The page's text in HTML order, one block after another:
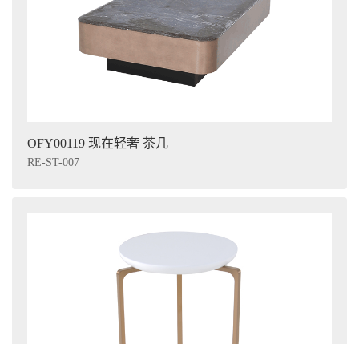
OFY00119 现在轻奢 茶几
RE-ST-007